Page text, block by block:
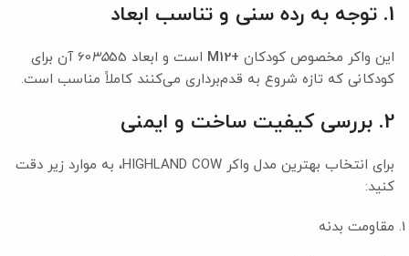
1. توجه به رده سنی و تناسب ابعاد
این واکر مخصوص کودکان +M12 است و ابعاد 60 35
55 آن برای
کودکانی که تازه شروع به قدم‌برداری می‌کنند کاملاً مناسب است.
2. بررسی کیفیت ساخت و ایمنی
برای انتخاب بهترین مدل واکر HIGHLAND COW، به موارد زیر دقت
کنید:
مقاومت بدنه